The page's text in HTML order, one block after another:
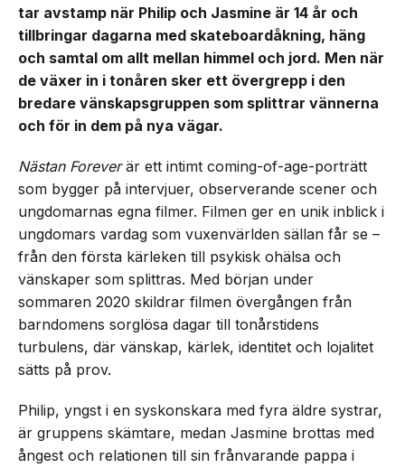
tar avstamp när Philip och Jasmine är 14 år och
tillbringar dagarna med skateboardåkning, häng
och samtal om allt mellan himmel och jord. Men när
de växer in i tonåren sker ett övergrepp i den
bredare vänskapsgruppen som splittrar vännerna
och för in dem på nya vägar.
Nästan Foreverär ett intimt coming-of-age-porträtt
som bygger på intervjuer, observerande scener och
ungdomarnas egna filmer. Filmen ger en unik inblick i
ungdomars vardag som vuxenvärlden sällan får se –
från den första kärleken till psykisk ohälsa och
vänskaper som splittras. Med början under
sommaren 2020 skildrar filmen övergången från
barndomens sorglösa dagar till tonårstidens
turbulens, där vänskap, kärlek, identitet och lojalitet
sätts på prov.
Philip, yngst i en syskonskara med fyra äldre systrar,
är gruppens skämtare, medan Jasmine brottas med
ångest och relationen till sin frånvarande pappa i